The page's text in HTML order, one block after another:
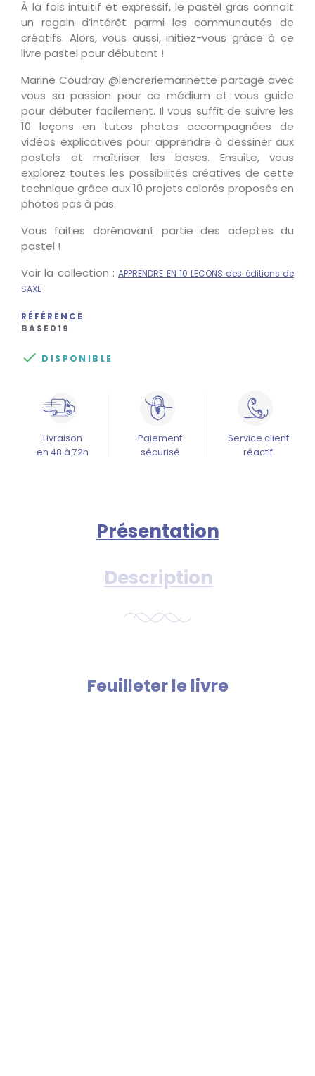
À la fois intuitif et expressif, le pastel gras connaît
un regain d’intérêt parmi les communautés de
créatifs. Alors, vous aussi, initiez-vous grâce à ce
livre pastel pour débutant !
Marine Coudray @lencreriemarinette partage avec
vous sa passion pour ce médium et vous guide
pour débuter facilement. Il vous suffit de suivre les
10 leçons en tutos photos accompagnées de
vidéos explicatives pour apprendre à dessiner aux
pastels et maîtriser les bases. Ensuite, vous
explorez toutes les possibilités créatives de cette
technique grâce aux 10 projets colorés proposés en
photos pas à pas.
Vous faites dorénavant partie des adeptes du
pastel !
Voir la collection :APPRENDRE EN 10 LECONS des éditions de
SAXE
RÉFÉRENCE
BASE019
 DISPONIBLE
Livraison
en 48 à 72h
Paiement
sécurisé
Service client
réactif
Présentation
Description
Feuilleter le livre